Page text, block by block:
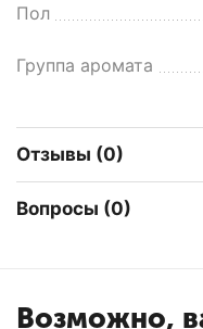
Пол
Группа аромата
Отзывы (0)
Вопросы (0)
Возможно,